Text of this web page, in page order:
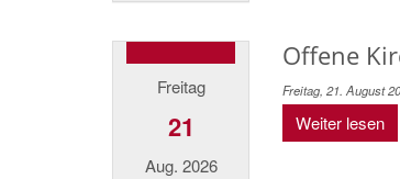
Freitag
21
Aug. 2026
Offene
Freitag, 21. August
Weiter lesen